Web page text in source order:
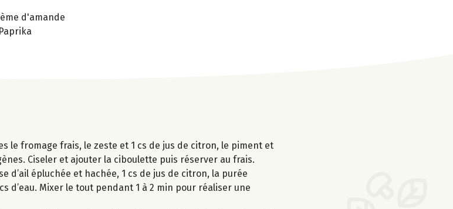
d'amande
le fromage frais, le zeste et 1 cs de jus de citron, le piment et
Ciseler et ajouter la ciboulette puis réserver au frais.
d’ail épluchée et hachée, 1 cs de jus de citron, la purée
d’eau. Mixer le tout pendant 1 à 2 min pour réaliser une